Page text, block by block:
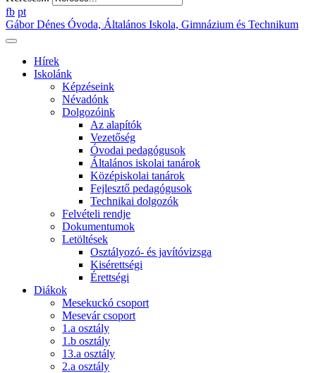
fb pt
Gábor Dénes Óvoda, Általános Iskola, Gimnázium és Technikum
Hírek
Iskolánk
Képzéseink
Névadónk
Dolgozóink
Az alapítók
Vezetőség
Óvodai pedagógusok
Általános iskolai tanárok
Középiskolai tanárok
Fejlesztő pedagógusok
Technikai dolgozók
Felvételi rendje
Dokumentumok
Letöltések
Osztályozó- és javítóvizsga
Kisérettségi
Érettségi
Diákok
Mesekuckó csoport
Mesevár csoport
1.a osztály
1.b osztály
13.a osztály
2.a osztály